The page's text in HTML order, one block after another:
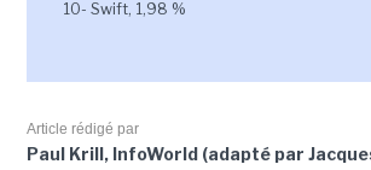
10- Swift, 1,98 %
Article rédigé par
Paul Krill, InfoWorld (adapté par